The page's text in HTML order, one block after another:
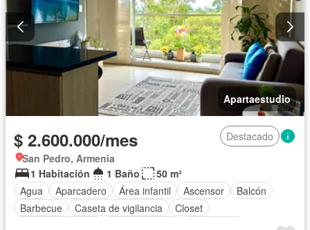
Apartaestudio
$ 2.600.000/mes
Destacado
San Pedro, Armenia
1 Habitación
1 Baño
50 m²
Agua
Aparcadero Área infantil Ascensor
Balcón
Barbecue
Caseta de vigilancia
Closet